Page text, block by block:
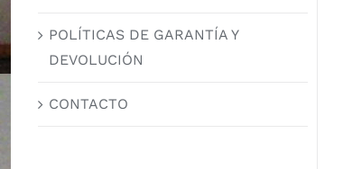
POLÍTICAS DE GARANTÍA Y
DEVOLUCIÓN
CONTACTO